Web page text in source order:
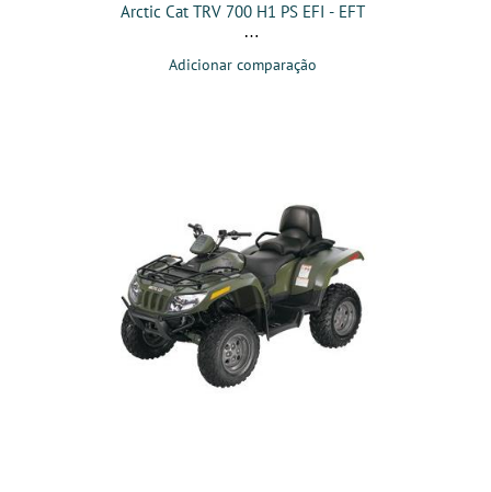
Arctic Cat TRV 700 H1 PS EFI - EFT
Adicionar comparação